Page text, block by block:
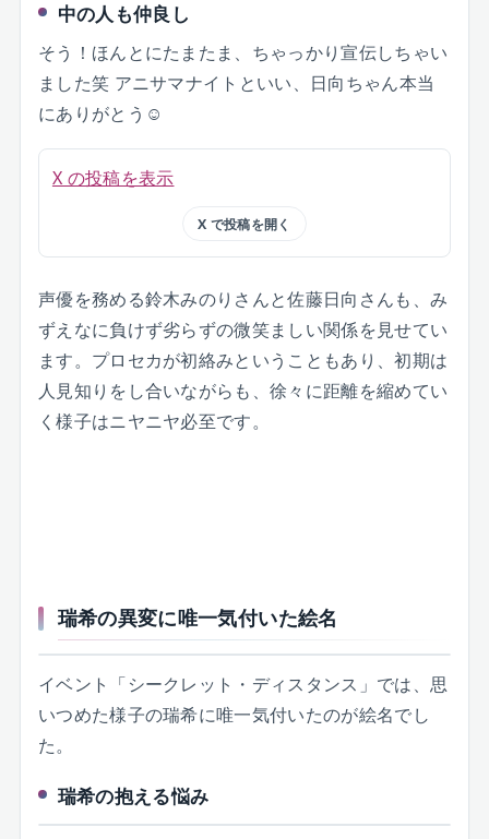
中の人も仲良し
そう！ほんとにたまたま、ちゃっかり宣伝しちゃい
ました笑 アニサマナイトといい、日向ちゃん本当
にありがとう☺️
X の投稿を表示
X で投稿を開く
声優を務める鈴木みのりさんと佐藤日向さんも、み
ずえなに負けず劣らずの微笑ましい関係を見せてい
ます。プロセカが初絡みということもあり、初期は
人見知りをし合いながらも、徐々に距離を縮めてい
く様子はニヤニヤ必至です。
瑞希の異変に唯一気付いた絵名
イベント「シークレット・ディスタンス」では、思
いつめた様子の瑞希に唯一気付いたのが絵名でし
た。
瑞希の抱える悩み